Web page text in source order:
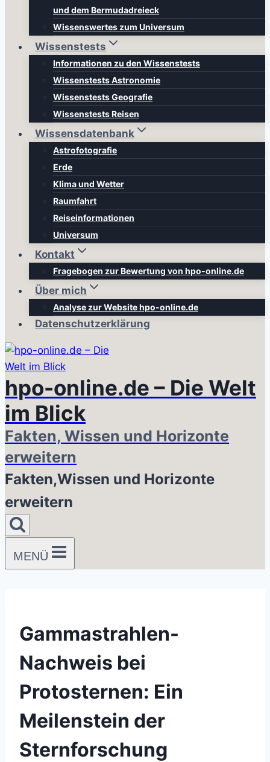
und dem Bermudadreieck
Wissenswertes zum Universum
Wissenstests
Informationen zu den Wissenstests
Wissenstests Astronomie
Wissenstests Geografie
Wissenstests Reisen
Wissensdatenbank
Astrofotografie
Erde
Klima und Wetter
Raumfahrt
Reiseinformationen
Universum
Kontakt
Fragebogen zur Bewertung von hpo-online.de
Über mich
Analyse zur Website hpo-online.de
Datenschutzerklärung
hpo-online.de – Die Welt
im Blick
Fakten, Wissen und Horizonte
erweitern
Fakten,Wissen und Horizonte
erweitern
MENÜ
Gammastrahlen-
Nachweis bei
Protosternen: Ein
Meilenstein der
Sternforschung